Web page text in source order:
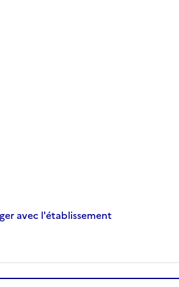
avec l'établissement